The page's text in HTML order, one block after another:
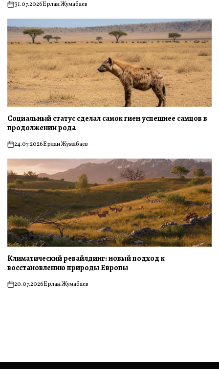
on31.07.2026Ерлан Жумабаев
Социальный статус сделал самок гиен успешнее самцов в
продолжении рода
on24.07.2026Ерлан Жумабаев
Климатический ревайлдинг: новый подход к
восстановлению природы Европы
on20.07.2026Ерлан Жумабаев